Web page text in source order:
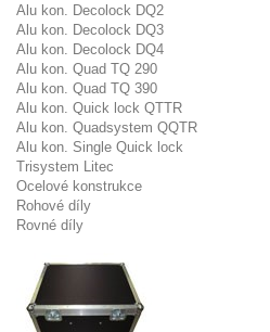
Alu kon. Decolock DQ2
Alu kon. Decolock DQ3
Alu kon. Decolock DQ4
Alu kon. Quad TQ 290
Alu kon. Quad TQ 390
Alu kon. Quick lock QTTR
Alu kon. Quadsystem QQTR
Alu kon. Single Quick lock
Trisystem Litec
Ocelové konstrukce
Rohové díly
Rovné díly